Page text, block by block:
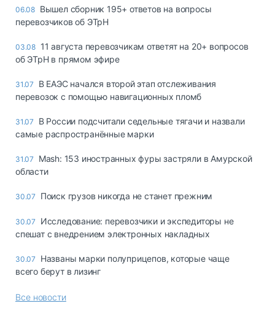
06.08 Вышел сборник 195+ ответов на вопросы
перевозчиков об ЭТрН
03.08 11 августа перевозчикам ответят на 20+ вопросов
об ЭТрН в прямом эфире
31.07
В ЕАЭС начался второй этап отслеживания
перевозок с помощью навигационных пломб
31.07
В России подсчитали седельные тягачи и назвали
самые распространённые марки
31.07
Mash: 153 иностранных фуры застряли в Амурской
области
30.07 Поиск грузов никогда не станет прежним
30.07
Исследование: перевозчики и экспедиторы не
спешат с внедрением электронных накладных
30.07
Названы марки полуприцепов, которые чаще
всего берут в лизинг
Все новости